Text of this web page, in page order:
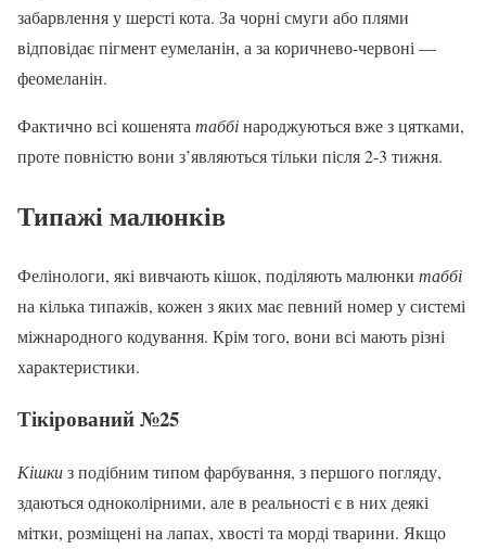
забарвлення у шерсті кота. За чорні смуги або плями
відповідає пігмент еумеланін, а за коричнево-червоні —
феомеланін.
Фактично всі кошенята таббінароджуються вже з цятками,
проте повністю вони з’являються тільки після 2-3 тижня.
Типажі малюнків
Фелінологи, які вивчають кішок, поділяють малюнки таббі
на кілька типажів, кожен з яких має певний номер у системі
міжнародного кодування. Крім того, вони всі мають різні
характеристики.
Тікірований №25
Кішкиз подібним типом фарбування, з першого погляду,
здаються одноколірними, але в реальності є в них деякі
мітки, розміщені на лапах, хвості та морді тварини. Якщо